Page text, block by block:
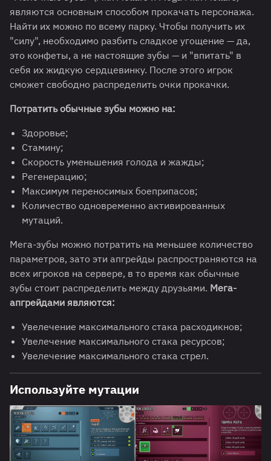
являются основным способом прокачать персонажа.
Найти их можно по всему парку. Чтобы получить их
"силу", необходимо разбить сладкое угощение — да,
это конфеты, а не настоящие зубы — и "впитать" в
себя их жидкую сердцевинку. После этого игрок
сможет свободно распределить очки прокачки.
Потратить обычные зубы можно на:
Здоровье;
Стамину;
Скорость уменьшения голода и жажды;
Регенерацию;
Максимум переносимых боеприпасов;
Количество одновременно активированных
мутаций.
Мега-зубы можно потратить на меньшее количество
параметров, зато эти апгрейды распространяются на
всех игроков на сервере, в то время как обычные
зубы стоит распределить между друзьями. Мега-
апгрейдами являются:
Увелечение максимального стака расходикнов;
Увелечение максимального стака ресурсов;
Увелечение максимального стака стрел.
Используйте мутации